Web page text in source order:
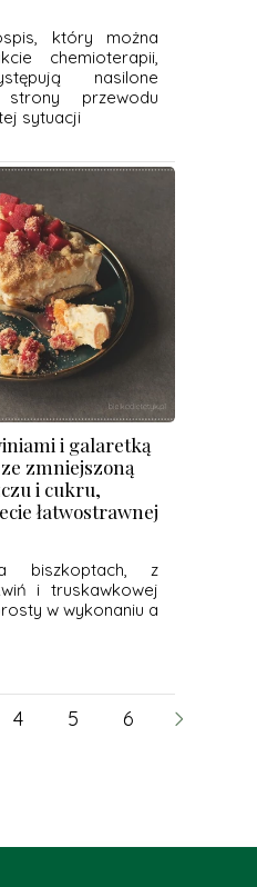
który można
chemioterapii,
nasilone
przewodu
sytuacji
i galaretką
zmniejszoną
i cukru,
łatwostrawnej
biszkoptach, z
i truskawkowej
w wykonaniu a
4 5 6 7